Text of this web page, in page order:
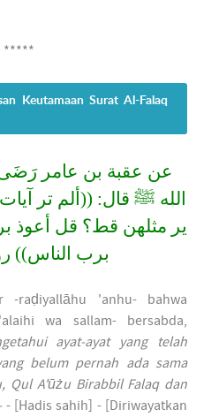
*****
Keutamaan Surat Al-Falaq
عن عقبة بن عامر
الله ﷺ قال: ((ألم تر
ير مثلهن قط؟ قل أعوذ
برب الناس))
raḍiyallāhu 'anhu- bahwa
wa sallam- bersabda,
ayat-ayat yang telah
belum pernah ada sama
Qul A'ūżu Birabbil Falaq dan
- [Hadis sahih] - [Diriwayatkan